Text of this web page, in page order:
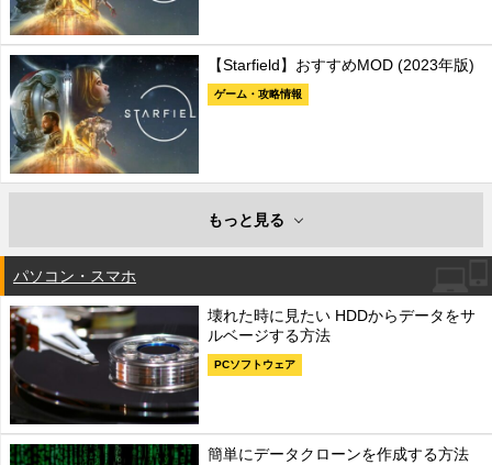
【Starfield】おすすめMOD (2023年版)
ゲーム・攻略情報
もっと見る
パソコン・スマホ
壊れた時に見たい HDDからデータをサ
ルベージする方法
PCソフトウェア
簡単にデータクローンを作成する方法